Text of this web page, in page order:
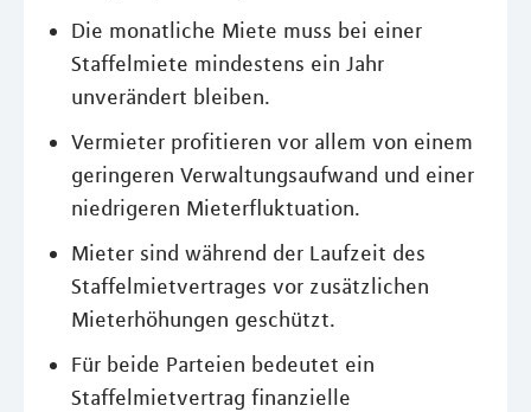
Die monatliche Miete muss bei einer
Staffelmiete mindestens ein Jahr
unverändert bleiben.
Vermieter profitieren vor allem von einem
geringeren Verwaltungsaufwand und einer
niedrigeren Mieterfluktuation.
Mieter sind während der Laufzeit des
Staffelmietvertrages vor zusätzlichen
Mieterhöhungen geschützt.
Für beide Parteien bedeutet ein
Staffelmietvertrag finanzielle